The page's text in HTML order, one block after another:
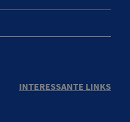
INTERESSANTE LINKS